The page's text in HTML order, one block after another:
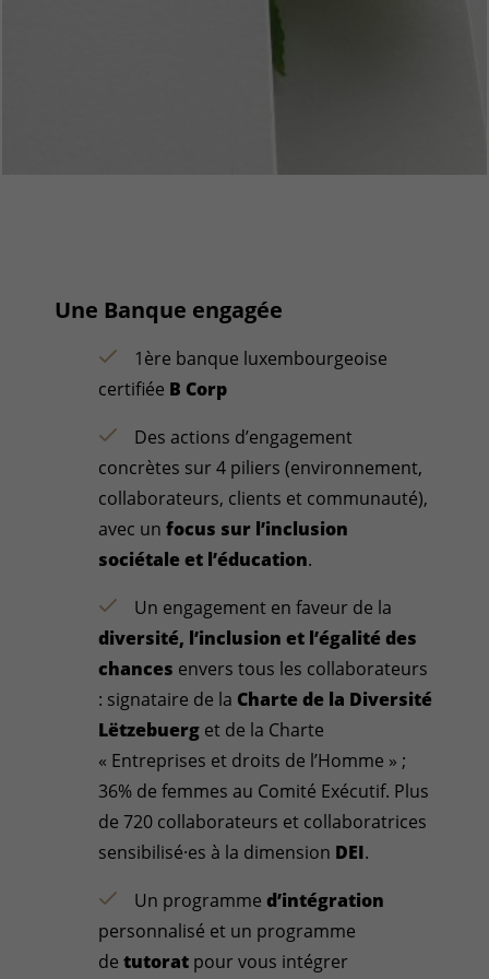
Une Banque engagée
1ère banque luxembourgeoise
certifiée B Corp
Des actions d’engagement
concrètes sur 4 piliers (environnement,
collaborateurs, clients et communauté),
avec unfocus sur l’inclusion
sociétale et l’éducation.
Un engagement en faveur de la
diversité, l’inclusion et l’égalité des
chances envers tous les collaborateurs
: signataire de la Charte de la Diversité
Lëtzebuerg et de la Charte
« Entreprises et droits de l’Homme » ;
36% de femmes au Comité Exécutif. Plus
de 720 collaborateurs et collaboratrices
sensibilisé·es à la dimension DEI.
Un programmed’intégration
personnalisé et un programme
detutorat pour vous intégrer